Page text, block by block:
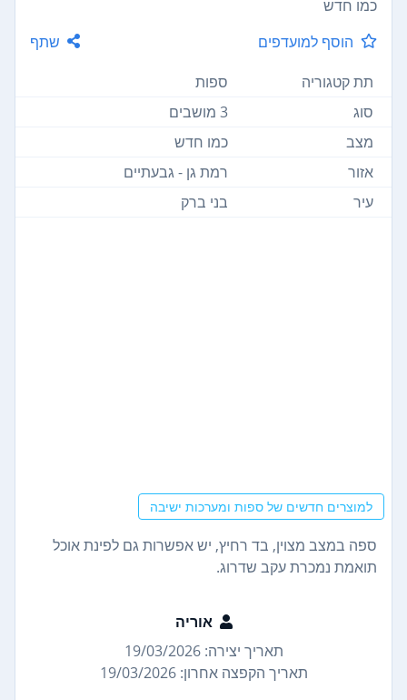
כמו חדש
הוסף למועדפים
שתף
תת קטגוריה
ספות
סוג
3 מושבים
מצב
כמו חדש
אזור
רמת גן - גבעתיים
עיר
בני ברק
למוצרים חדשים של ספות ומערכות ישיבה
ספה במצב מצוין, בד רחיץ, יש אפשרות גם לפינת אוכל
תואמת נמכרת עקב שדרוג.
אוריה
תאריך יצירה: 19/03/2026
תאריך הקפצה אחרון: 19/03/2026